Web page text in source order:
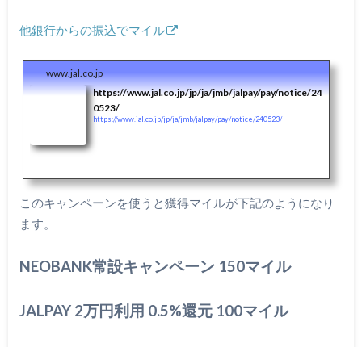
他銀行からの振込でマイル
www.jal.co.jp
https://www.jal.co.jp/jp/ja/jmb/jalpay/pay/notice/24
0523/
https://www.jal.co.jp/jp/ja/jmb/jalpay/pay/notice/240523/
このキャンペーンを使うと獲得マイルが下記のようになり
ます。
NEOBANK常設キャンペーン 150マイル
JALPAY 2万円利用 0.5%還元 100マイル